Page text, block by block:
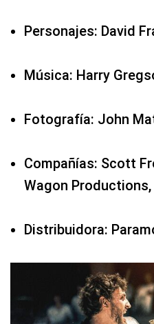
Personajes: David
Música: Harry
Fotografía: John
Compañías: Scott
Wagon
Distribuidora: